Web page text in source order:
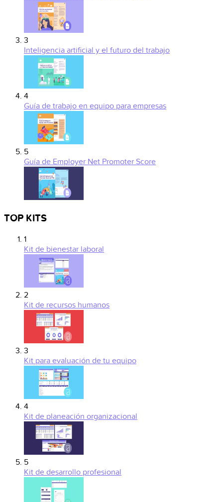
3
Inteligencia artificial y el futuro del trabajo
4
Guía de trabajo en equipo para empresas
5
Guía de Employer Net Promoter Score
TOP KITS
1
Kit de bienestar laboral
2
Kit de recursos humanos
3
Kit para evaluación de tu equipo
4
Kit de planeación organizacional
5
Kit de desarrollo profesional